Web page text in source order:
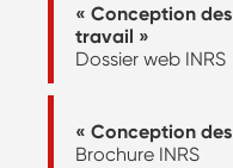
« Conception
travail »
Dossier web INRS
« Conception
Brochure INRS